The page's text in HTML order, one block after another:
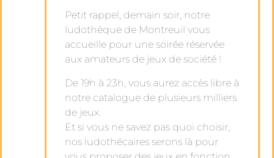
Petit rappel, demain soir, notre
ludothèque de Montreuil vous
accueille pour une soirée réservée
aux amateurs de jeux de société !
De 19h à 23h, vous aurez accès libre à
notre catalogue de plusieurs milliers
de jeux.
Et si vous ne savez pas quoi choisir,
nos ludothécaires serons là pour